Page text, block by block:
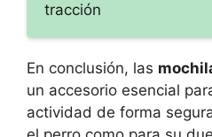
tracción
En conclusión, las
un accesorio esencial
actividad de forma